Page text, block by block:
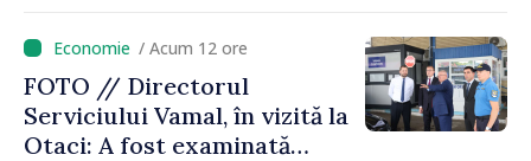
/ Acum 12 ore
FOTO // Directorul
Serviciului Vamal, în vizită la
Otaci: A fost examinată